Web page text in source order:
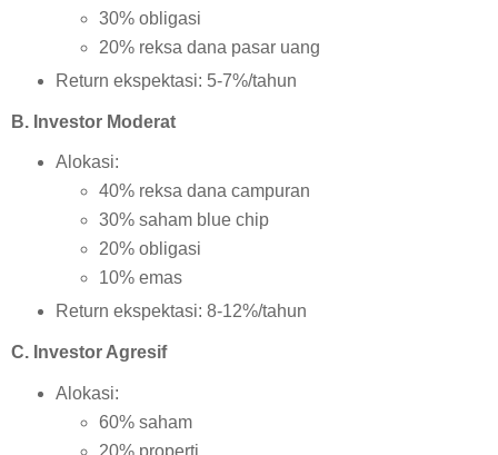
30% obligasi
20% reksa dana pasar uang
Return ekspektasi: 5-7%/tahun
B. Investor Moderat
Alokasi:
40% reksa dana campuran
30% saham blue chip
20% obligasi
10% emas
Return ekspektasi: 8-12%/tahun
C. Investor Agresif
Alokasi:
60% saham
20% properti